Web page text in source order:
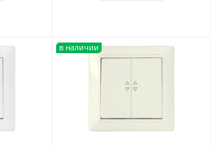
в наличии